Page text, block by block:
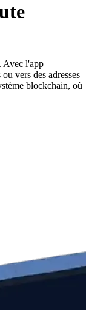
Avec l'app
vers des adresses
blockchain, où